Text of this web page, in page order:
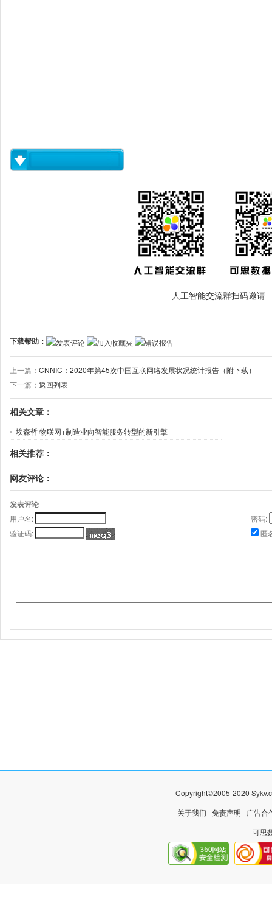
人工智能交流群扫码邀请
下载帮助： 发表评论 加入收藏夹 错误报告
上一篇： CNNIC：2020年第45次中国互联网络发展状况统计报告（附下载）
下一篇： 返回列表
相关文章：
埃森哲 物联网+制造业向智能服务转型的新引擎
相关推荐：
网友评论：
发表评论
用户名:
密码:
验证码:
匿
Copyright©2005-2020
关于我们 免责声明
广告合
可思